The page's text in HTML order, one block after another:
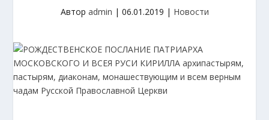
Автор admin | 06.01.2019 | Новости